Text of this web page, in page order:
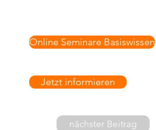
Online Seminare Basiswissen
Jetzt informieren
nächster Beitrag